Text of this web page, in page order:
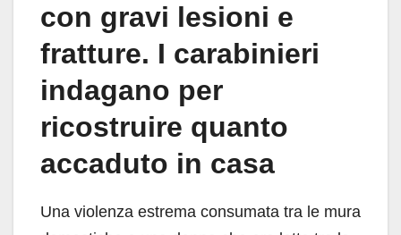
con gravi lesioni e
fratture. I carabinieri
indagano per
ricostruire quanto
accaduto in casa
Una violenza estrema consumata tra le mura